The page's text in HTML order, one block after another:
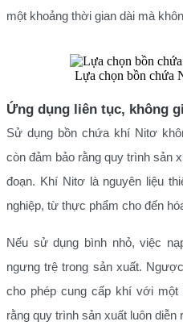
một khoảng thời gian dài mà
Lựa chọn bồn chứa
Ứng dụng liên tục, không
Sử dụng bồn chứa khí Nitơ
còn đảm bảo rằng quy trình sản
đoạn. Khí Nitơ là nguyên liệu
nghiệp, từ thực phẩm cho đến
Nếu sử dụng bình nhỏ, việc
ngưng trệ trong sản xuất.
cho phép cung cấp khí với
rằng quy trình sản xuất luôn diễn